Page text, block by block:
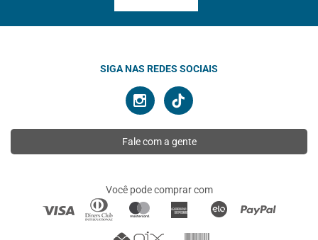
SIGA NAS REDES SOCIAIS
Fale com a gente
Você pode comprar com